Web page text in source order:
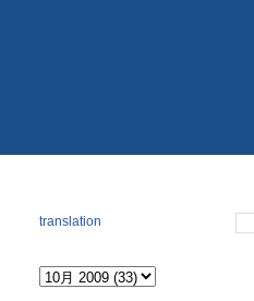
translation